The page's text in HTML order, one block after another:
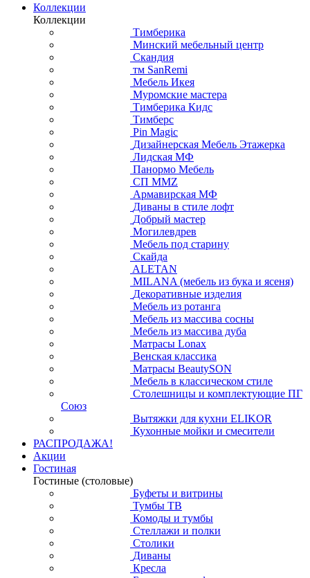
Коллекции
Коллекции
Тимберика
Минский мебельный центр
Скандия
тм SanRemi
Мебель Икея
Муромские мастера
Тимберика Кидс
Тимберс
Pin Magic
Дизайнерская Мебель Этажерка
Лидская МФ
Панормо Мебель
СП ММZ
Армавирская МФ
Диваны в стиле лофт
Добрый мастер
Могилевдрев
Мебель под старину
Скайда
ALETAN
MILANA (мебель из бука и ясеня)
Декоративные изделия
Мебель из ротанга
Мебель из массива сосны
Мебель из массива дуба
Матрасы Lonax
Венская классика
Матрасы BeautySON
Мебель в классическом стиле
Столешницы и комплектующие ПГ
Союз
Вытяжки для кухни ELIKOR
Кухонные мойки и смесители
РАСПРОДАЖА!
Акции
Гостиная
Гостиные (столовые)
Буфеты и витрины
Тумбы ТВ
Комоды и тумбы
Стеллажи и полки
Столики
Диваны
Кресла